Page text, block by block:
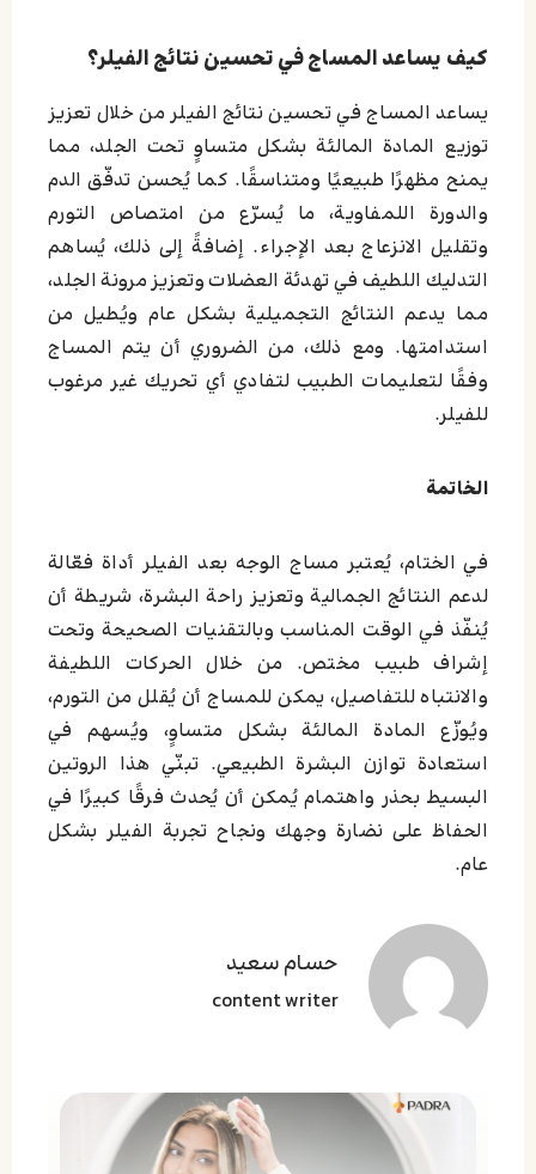
كيف يساعد المساج في تحسين نتائج الفيلر؟
يساعد المساج في تحسين نتائج الفيلر من خلال تعزيز
توزيع المادة المالئة بشكل متساوٍ تحت الجلد، مما
يمنح مظهرًا طبيعيًا ومتناسقًا. كما يُحسن تدفّق الدم
والدورة اللمفاوية، ما يُسرّع من امتصاص التورم
وتقليل الانزعاج بعد الإجراء. إضافةً إلى ذلك، يُساهم
التدليك اللطيف في تهدئة العضلات وتعزيز مرونة الجلد،
مما يدعم النتائج التجميلية بشكل عام ويُطيل من
استدامتها. ومع ذلك، من الضروري أن يتم المساج
وفقًا لتعليمات الطبيب لتفادي أي تحريك غير مرغوب
للفيلر.
الخاتمة
في الختام، يُعتبر مساج الوجه بعد الفيلر أداة فعّالة
لدعم النتائج الجمالية وتعزيز راحة البشرة، شريطة أن
يُنفّذ في الوقت المناسب وبالتقنيات الصحيحة وتحت
إشراف طبيب مختص. من خلال الحركات اللطيفة
والانتباه للتفاصيل، يمكن للمساج أن يُقلل من التورم،
ويُوزّع المادة المالئة بشكل متساوٍ، ويُسهم في
استعادة توازن البشرة الطبيعي. تبنّي هذا الروتين
البسيط بحذر واهتمام يُمكن أن يُحدث فرقًا كبيرًا في
الحفاظ على نضارة وجهك ونجاح تجربة الفيلر بشكل
عام.
حسام سعید
content writer